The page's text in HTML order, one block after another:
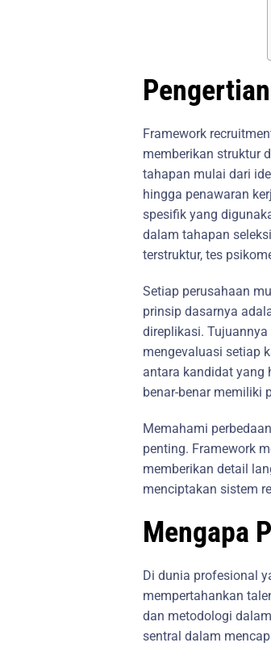
Framework
memberikan struktur
tahapan mulai dari
hingga penawaran
spesifik yang
dalam tahapan
terstruktur, tes
Setiap perusahaan
prinsip dasarnya
direplikasi.
mengevaluasi setiap
antara kandidat yang
benar-benar memiliki
Memahami
penting. Framework
memberikan detail
menciptakan sistem
Mengapa
Di dunia profesional
mempertahankan
dan metodologi
sentral dalam